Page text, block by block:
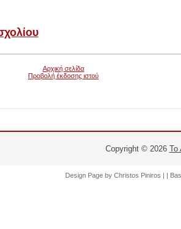
Αρχική σελίδα
Προβολή έκδοσης ιστού
Copyright © 2026 Το
Design Page by Christos Piniros | |